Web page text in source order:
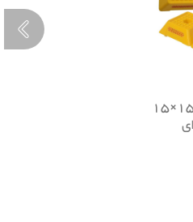
گل میخ پلاستیکی 15×15